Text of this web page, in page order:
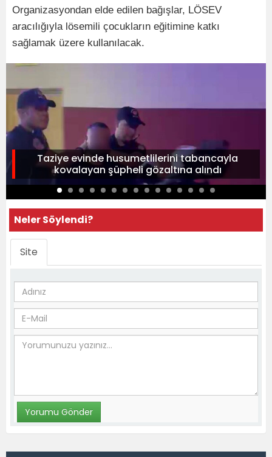
Organizasyondan elde edilen bağışlar, LÖSEV
aracılığıyla lösemili çocukların eğitimine katkı
sağlamak üzere kullanılacak.
Taziye evinde husumetlilerini tabancayla
kovalayan şüpheli gözaltına alındı
Neler Söylendi?
Site